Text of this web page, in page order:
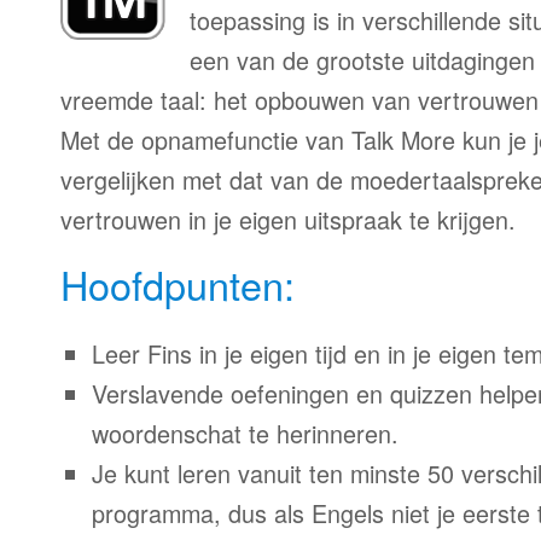
toepassing is in verschillende
een van de grootste
vreemde taal: het opbouwen van
Met de opnamefunctie van Talk More kun je
vergelijken met dat van de
vertrouwen in je eigen uitspraak te krijgen.
Hoofdpunten:
Leer Fins in je eigen tijd en in je eigen
Verslavende oefeningen en quizzen
woordenschat te herinneren.
Je kunt leren vanuit ten minste 50
programma, dus als Engels niet je